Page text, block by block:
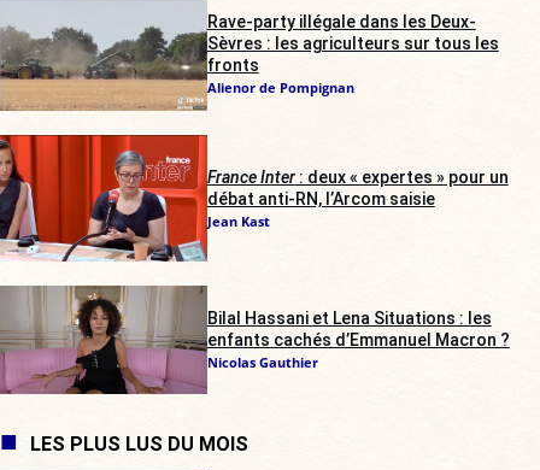
Rave-party illégale dans les Deux-
Sèvres : les agriculteurs sur tous les
fronts
Alienor de Pompignan
France Inter: deux « expertes » pour un
débat anti-RN, l’Arcom saisie
Jean Kast
Bilal Hassani et Lena Situations : les
enfants cachés d’Emmanuel Macron ?
Nicolas Gauthier
LES PLUS LUS DU MOIS